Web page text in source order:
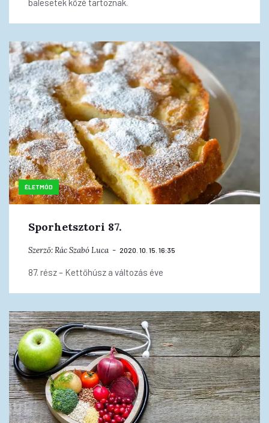
balesetek közé tartoznak.
ÉLETMÓD
Sporhetsztori 87.
Szerző:Rác Szabó Luca 2020. 10. 15. 16:35
87. rész – Kettőhúsz a változás éve